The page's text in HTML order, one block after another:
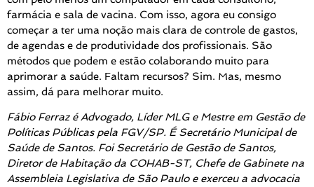
farmácia e sala de vacina. Com isso, agora eu consigo
começar a ter uma noção mais clara de controle de gastos,
de agendas e de produtividade dos profissionais. São
métodos que podem e estão colaborando muito para
aprimorar a saúde. Faltam recursos? Sim. Mas, mesmo
assim, dá para melhorar muito.
Fábio Ferraz é Advogado, Líder MLG e Mestre em Gestão de
Políticas Públicas pela FGV/SP. É Secretário Municipal de
Saúde de Santos. Foi Secretário de Gestão de Santos,
Diretor de Habitação da COHAB-ST, Chefe de Gabinete na
Assembleia Legislativa de São Paulo e exerceu a advocacia